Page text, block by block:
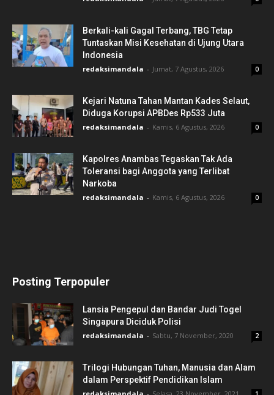
Berkali-kali Gagal Terbang, TBG Tetap
Tuntaskan Misi Kesehatan di Ujung Utara
Indonesia
redaksimandala - Jumat, 7 Agustus, 2026 0
Kejari Natuna Tahan Mantan Kades Selaut,
Diduga Korupsi APBDes Rp533 Juta
redaksimandala - Kamis, 6 Agustus, 2026 0
Kapolres Anambas Tegaskan Tak Ada
Toleransi bagi Anggota yang Terlibat
Narkoba
redaksimandala - Kamis, 6 Agustus, 2026 0
Posting Terpopuler
Lansia Pengepul dan Bandar Judi Togel
Singapura Diciduk Polisi
redaksimandala - Sabtu, 7 November, 2020 2
Trilogi Hubungan Tuhan, Manusia dan Alam
dalam Perspektif Pendidikan Islam